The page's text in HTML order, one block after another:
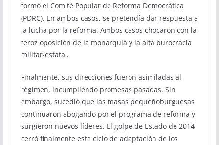
formó el Comité Popular de Reforma Democrática
(PDRC). En ambos casos, se pretendía dar respuesta a
la lucha por la reforma. Ambos casos chocaron con la
feroz oposición de la monarquía y la alta burocracia
militar-estatal.
Finalmente, sus direcciones fueron asimiladas al
régimen, incumpliendo promesas pasadas. Sin
embargo, sucedió que las masas pequeñoburguesas
continuaron abogando por el programa de reforma y
surgieron nuevos líderes. El golpe de Estado de 2014
cerró finalmente este ciclo de adaptación de los